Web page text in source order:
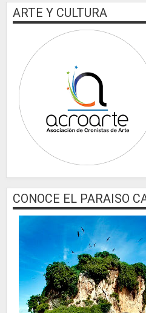
ARTE Y CULTURA
CONOCE EL PARAISO